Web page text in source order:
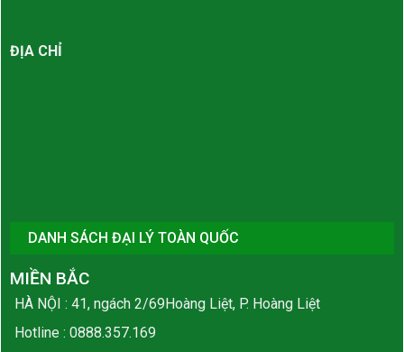
ĐỊA CHỈ
DANH SÁCH ĐẠI LÝ TOÀN QUỐC
MIỀN BẮC
HÀ NỘI : 41, ngách 2/69Hoàng Liệt, P. Hoàng Liệt
Hotline : 0888.357.169